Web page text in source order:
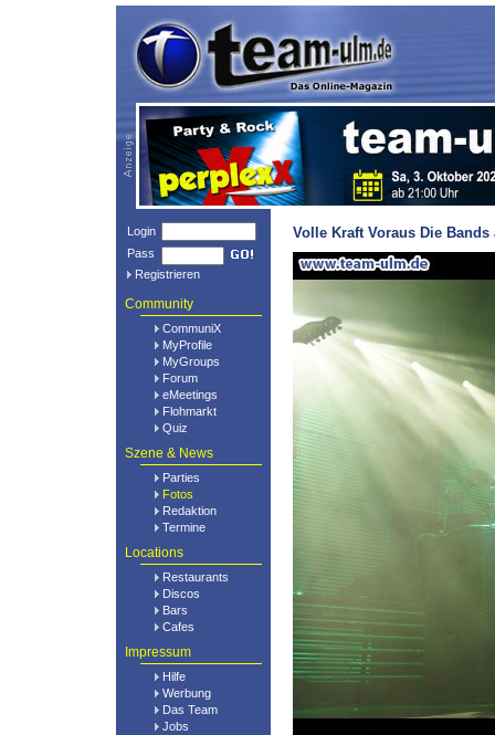
Login
Pass
Registrieren
Community
CommuniX
MyProfile
MyGroups
Forum
eMeetings
Flohmarkt
Quiz
Szene & News
Parties
Fotos
Redaktion
Termine
Locations
Restaurants
Discos
Bars
Cafes
Impressum
Hilfe
Werbung
Das Team
Jobs
Volle Kraft Voraus Die